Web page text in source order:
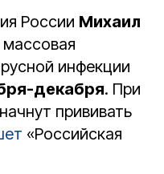
России Михаил
инфекции
декабря. При
прививать
«Российская